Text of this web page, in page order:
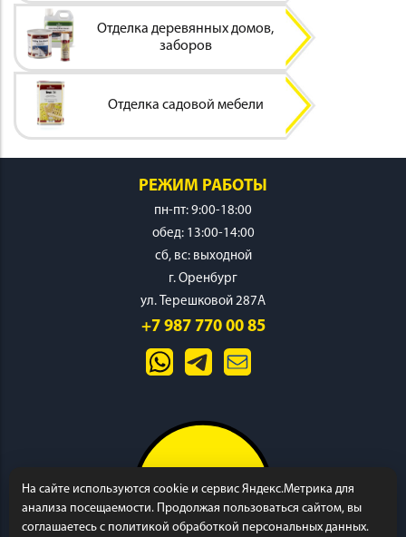
ДЕРЕВООБРАБОТКА
Отделка деревянных домов,
заборов
Отделка садовой мебели
РЕЖИМ РАБОТЫ
пн-пт: 9:00-18:00
обед: 13:00-14:00
cб, вс: выходной
г. Оренбург
ул. Терешковой 287А
+7 987 770 00 85
На сайте используются cookie и сервис Яндекс.Метрика для
анализа посещаемости. Продолжая пользоваться сайтом, вы
соглашаетесь с политикой обработкой персональных данных.